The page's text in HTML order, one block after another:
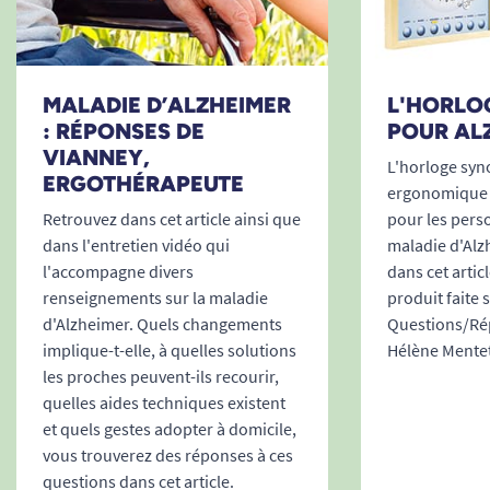
Pourquoi choisir l’Horloge calendrier
numérique APLOS ?
Parce qu’APLOS ne multiplie pas les modèles
: nous avons choisit une seule horloge,
celle qui
répond vraiment aux besoins de la majorité.
Une seule référence, bien pensée, fiable et
simple à utiliser.
Pas d’options inutiles, pas de marketing
technique : juste une horloge qui fait
parfaitement son travail.
Unaffichage clairet apaisant, pour mieux
se repérer.
Unréglage facile, sans notice interminable.
Undesign rassurant , qui s’intègre
naturellement à la maison.
MALADIE D’ALZHEIMER
: RÉPONSES DE
VIANNEY,
ERGOTHÉRAPEUTE
Retrouvez dans cet article ainsi que
dans l'entretien vidéo qui
l'accompagne divers
renseignements sur la maladie
d'Alzheimer. Quels changements
implique-t-elle, à quelles solutions
les proches peuvent-ils recourir,
quelles aides techniques existent
et quels gestes adopter à domicile,
vous trouverez des réponses à ces
questions dans cet article.
POUR
L'horloge
pour les
maladie
dans cet
produit faite
Questions/
Hélène